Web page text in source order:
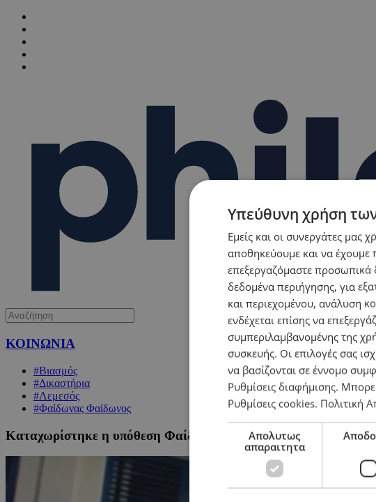
ΚΟΙΝΩΝΙΑ
#Βιασμός
#Δικαστήρια
#Λεμεσός
#Φαίδωνας Φαίδωνος
Καταχωρίστηκε η υπόθεση Φαίδωνος στο Δικαστήριο Λεμεσού –
Υπεύθυνη χρήση
Εμείς και οι συνεργάτες μας
αποθηκεύουμε και να
επεξεργαζόμαστε προσωπικά
δεδομένα περιήγησης, για
και περιεχομένου, ανάλυση
ενδέχεται επίσης να
συμπεριλαμβανομένης της
συσκευής. Οι επιλογές σας
να βασίζονται σε έννομο
Ρυθμίσεις διαφήμισης.
Ρυθμίσεις cookies. Πολιτική
Απολυτως
απαραιτητα